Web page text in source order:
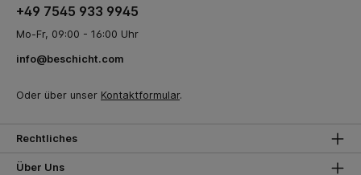
+49 7545 933 9945
Mo-Fr, 09:00 - 16:00 Uhr
info@beschicht.com
Oder über unser Kontaktformular.
Rechtliches
Über Uns